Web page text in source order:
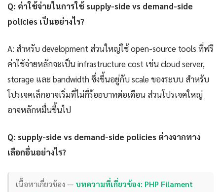
Q: ค่าใช้จ่ายในการใช้ supply-side vs demand-side
policies เป็นอย่างไร?
A: สำหรับ development ส่วนใหญ่ใช้ open-source tools ที่ฟรี
ค่าใช้จ่ายหลักจะเป็น infrastructure cost เช่น cloud server,
storage และ bandwidth ซึ่งขึ้นอยู่กับ scale ของระบบ สำหรับ
โปรเจคเล็กอาจเริ่มที่ไม่กี่ร้อยบาทต่อเดือน ส่วนโปรเจคใหญ่
อาจหลักหมื่นขึ้นไป
Q: supply-side vs demand-side policies ต่างจากทาง
เลือกอื่นอย่างไร?
เนื้อหาเกี่ยวข้อง — บทความที่เกี่ยวข้อง: PHP Filament